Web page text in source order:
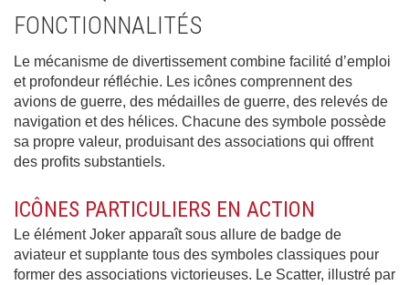
FONCTIONNALITÉS
Le mécanisme de divertissement combine facilité d’emploi
et profondeur réfléchie. Les icônes comprennent des
avions de guerre, des médailles de guerre, des relevés de
navigation et des hélices. Chacune des symbole possède
sa propre valeur, produisant des associations qui offrent
des profits substantiels.
ICÔNES PARTICULIERS EN ACTION
Le élément Joker apparaît sous allure de badge de
aviateur et supplante tous des symboles classiques pour
former des associations victorieuses. Le Scatter, illustré par